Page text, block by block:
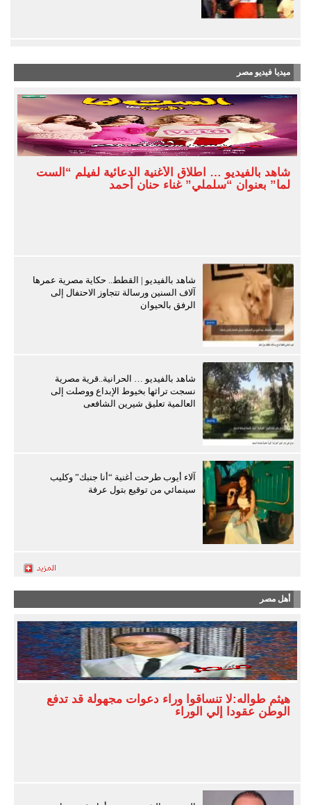
ميديا فيديو مصر
شاهد بالفيديو … اطلاق الأغنية الدعائية لفيلم “الست
لما” بعنوان “سلملي” غناء حنان أحمد
شاهد بالفيديو | القطط.. حكاية مصرية عمرها
آلاف السنين ورسالة تتجاوز الاحتفال إلى
الرفق بالحيوان
شاهد بالفيديو … الحرانية..قرية مصرية
نسجت تراثها بخيوط الإبداع ووصلت إلى
العالمية تعليق شيرين الشافعى
آلاء أيوب طرحت أغنية “أنا جنبك” وكليب
سينمائي من توقيع بتول عرفة
أهل مصر
هيثم طواله:لا تنساقوا وراء دعوات مجهولة قد تدفع
الوطن عقودا إلي الوراء